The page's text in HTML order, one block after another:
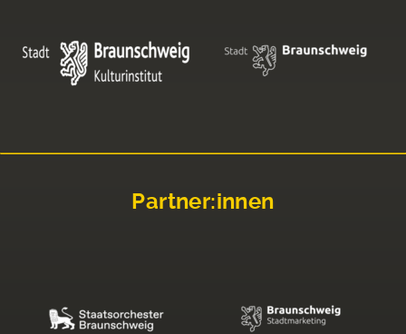
Partner:innen